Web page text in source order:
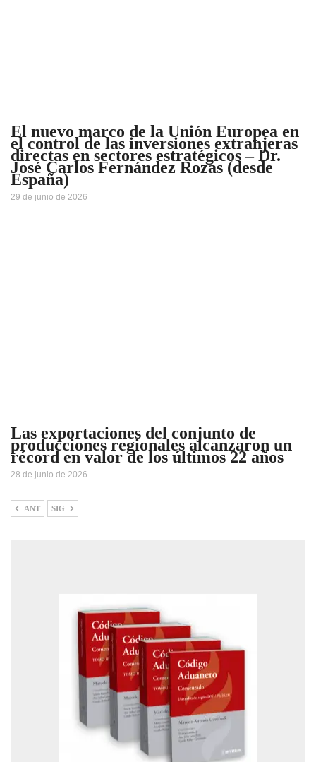
El nuevo marco de la Unión Europea en
el control de las inversiones extranjeras
directas en sectores estratégicos – Dr.
José Carlos Fernández Rozas (desde
España)
29 de junio de 2026
Las exportaciones del conjunto de
producciones regionales alcanzaron un
récord en valor de los últimos 22 años
28 de junio de 2026
ANT SIG